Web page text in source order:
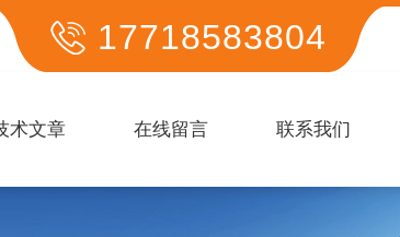
17718583804
术文章 在线留言 联系我们